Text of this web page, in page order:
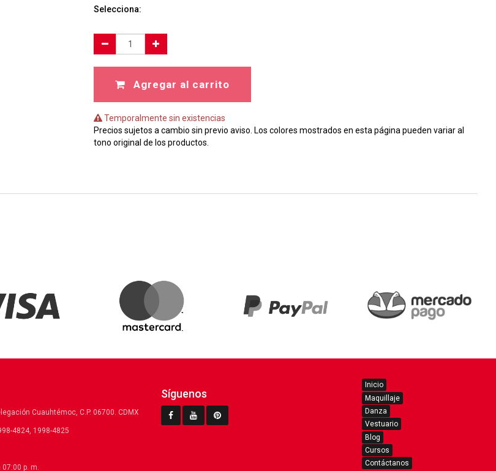
Selecciona:
Agregar al carrito
Temporalmente sin existencias
Precios sujetos a cambio sin previo aviso. Los colores mostrados en esta página pueden variar al
tono original de los productos.
Cuauhtémoc, C.P. 06700. CDMX
4824, 1998-4825
07:00 p. m.
Síguenos
Inicio
Maquillaje
Danza
Vestuario
Blog
Cursos
Contáctanos